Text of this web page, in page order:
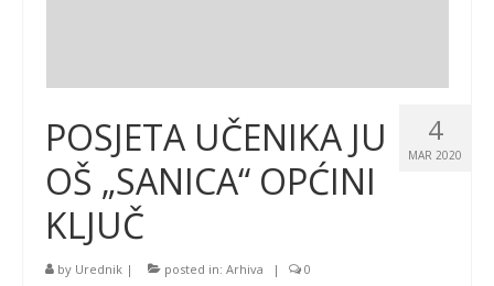
4
MAR 2020
POSJETA UČENIKA JU
OŠ „SANICA“ OPĆINI
KLJUČ
by Urednik | posted in: Arhiva | 0